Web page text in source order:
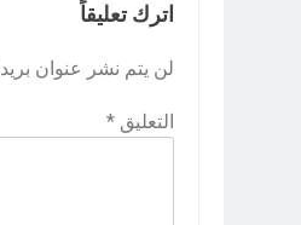
اترك تعليقاً
لن يتم نشر عنوان
التعليق *